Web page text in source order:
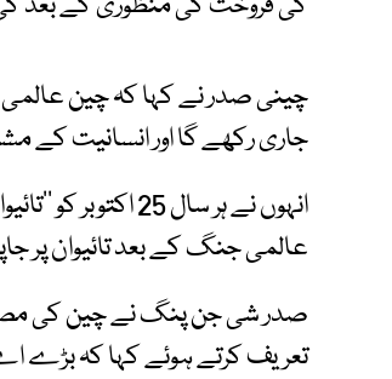
چینی صدر نے کہا کہ چین عالمی
جاری رکھے گا اور انسانیت کے
انہوں نے ہر سال
عالمی جنگ کے بعد تائیوان پر
صدر شی جن پنگ نے چین کی
تعریف کرتے ہوئے کہا کہ بڑے